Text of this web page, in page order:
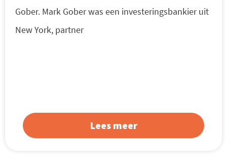
Gober. Mark Gober was een investeringsbankier uit
New York, partner
Lees meer